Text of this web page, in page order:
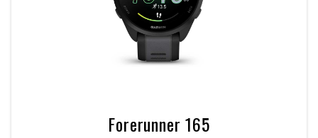
Forerunner 165